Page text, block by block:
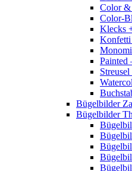
Color &
Color-
Klecks
Painted
Bügelbilder
Bügelbilder